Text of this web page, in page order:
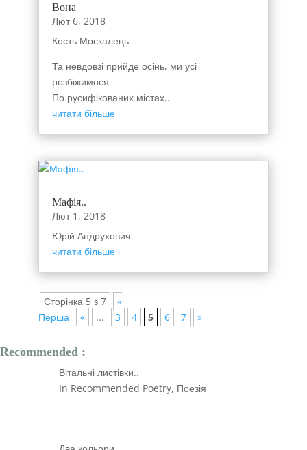
Вона
Лют 6, 2018
Кость Москалець
Та невдовзі прийде осінь, ми усі
розбіжимося
По русифікованих містах..
читати більше
Мафія..
Лют 1, 2018
Юрій Андрухович
читати більше
Сторінка 5 з 7
«
Перша
« ... 3 4 5 6 7 »
Recommended :
Вітальні листівки..
In Recommended Poetry, Поезія